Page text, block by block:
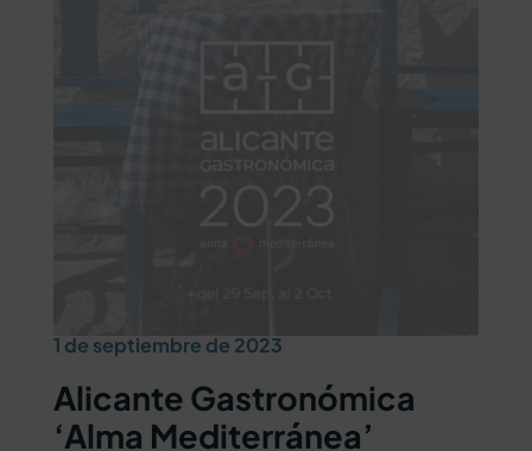
1 de septiembre de 2023
Alicante Gastronómica
‘Alma Mediterránea’